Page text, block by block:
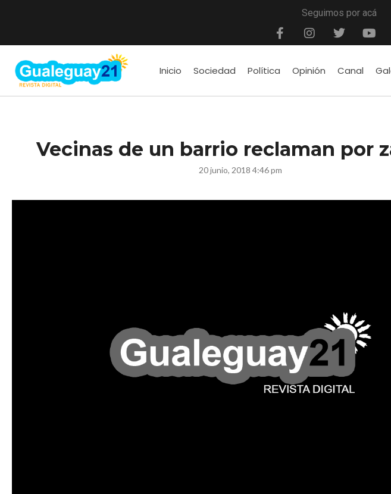
Seguimos por acá
Inicio Sociedad Política Opinión Canal
Vecinas de un barrio reclaman por
20 junio, 2018 4:46 pm